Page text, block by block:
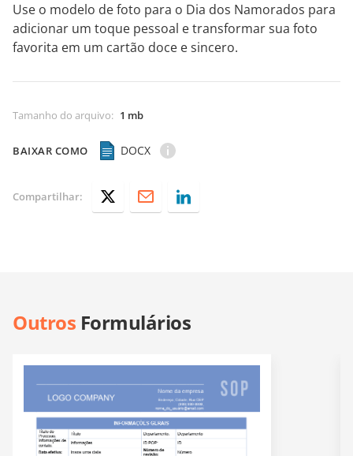
Use o modelo de foto para o Dia dos Namorados para
adicionar um toque pessoal e transformar sua foto
favorita em um cartão doce e sincero.
Tamanho do arquivo: 1 mb
BAIXAR COMO DOCX
Compartilhar:
Outros Formulários